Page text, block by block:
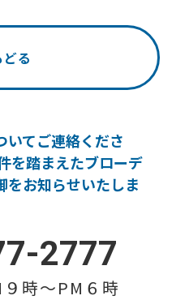
る
いてご連絡くださ
を踏まえたブローデ
をお知らせいたしま
2777
時〜PM６時